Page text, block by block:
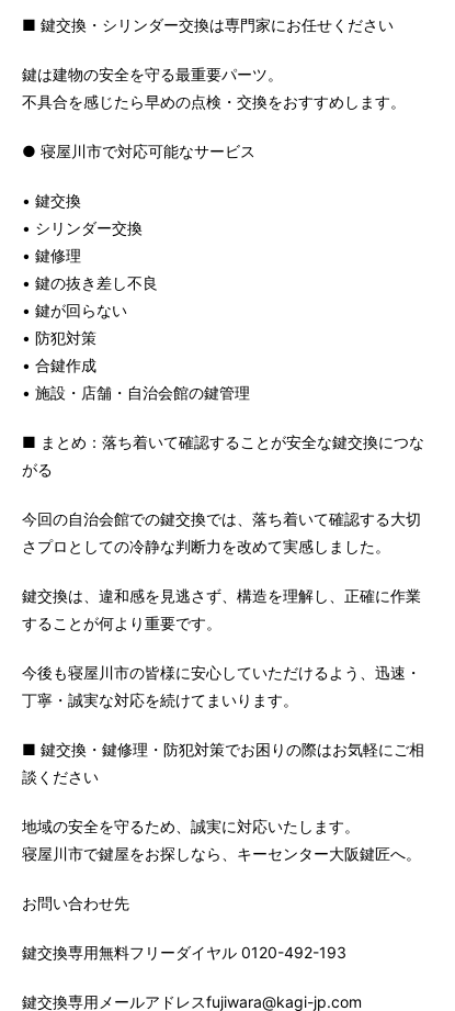
■ 鍵交換・シリンダー交換は専門家にお任せください
鍵は建物の安全を守る最重要パーツ。
不具合を感じたら早めの点検・交換をおすすめします。
● 寝屋川市で対応可能なサービス
• 鍵交換
• シリンダー交換
• 鍵修理
• 鍵の抜き差し不良
• 鍵が回らない
• 防犯対策
• 合鍵作成
• 施設・店舗・自治会館の鍵管理
■ まとめ：落ち着いて確認することが安全な鍵交換につな
がる
今回の自治会館での鍵交換では、落ち着いて確認する大切
さプロとしての冷静な判断力を改めて実感しました。
鍵交換は、違和感を見逃さず、構造を理解し、正確に作業
することが何より重要です。
今後も寝屋川市の皆様に安心していただけるよう、迅速・
丁寧・誠実な対応を続けてまいります。
■ 鍵交換・鍵修理・防犯対策でお困りの際はお気軽にご相
談ください
地域の安全を守るため、誠実に対応いたします。
寝屋川市で鍵屋をお探しなら、キーセンター大阪鍵匠へ。
お問い合わせ先
鍵交換専用無料フリーダイヤル 0120-492-193
鍵交換専用メールアドレスfujiwara@kagi-jp.com